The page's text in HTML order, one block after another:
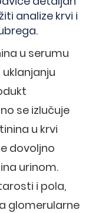
analize krvi i
u serumu
se izlučuje
u krvi
dovoljno
urinom.
i pola,
glomerularne